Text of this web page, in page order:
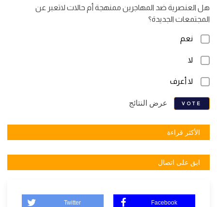
هل العنصرية ضد المهاجرين ممنهجة أم حالات لاتعبر عن
المجتمعات الجديدة؟
نعم
لا
لا أعرف
VOTE عرض النتائج
الأكثر قراءة
ابق على اتصال
Twitter Facebook